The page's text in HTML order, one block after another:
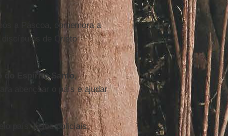
a Páscoa, comemora a
discípulos de Cristo
do Espírito Santo,
abençoar o país e ajudar
país, pelos policiais,